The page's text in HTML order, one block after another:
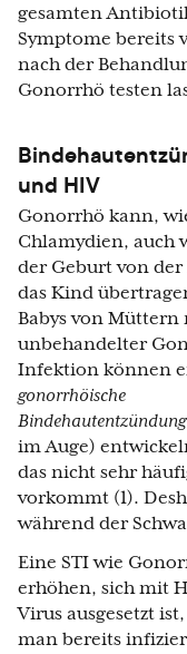
gesamten
Symptome bereits
nach der
Gonorrhö testen
und HIV
Gonorrhö kann,
Chlamydien, auch
der Geburt von
das Kind
Babys von Müttern
unbehandelter
Infektion können
gonorrhöische
Bindehautentzündung
im Auge)
das nicht sehr
vorkommt (1).
während der
Eine STI wie
erhöhen, sich mit
Virus ausgesetzt
man bereits